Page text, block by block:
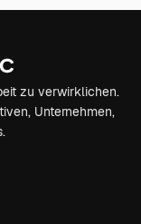
zu verwirklichen.
Unternehmen,